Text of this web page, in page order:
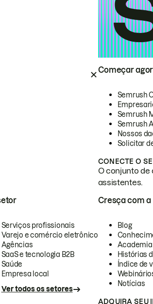
Começar
Semrush
Semrush
Semrush
Nossos
Solicitar
CONECTE O
O conjunto de
assistentes.
Serviços profissionais
Varejo e comércio eletrônico
Agências
SaaS e tecnologia B2B
Saúde
Empresa local
Ver todos os setores
Cresça com a
Blog
Academia
Histórias
Índice de
Notícias
ADQUIRA SEU